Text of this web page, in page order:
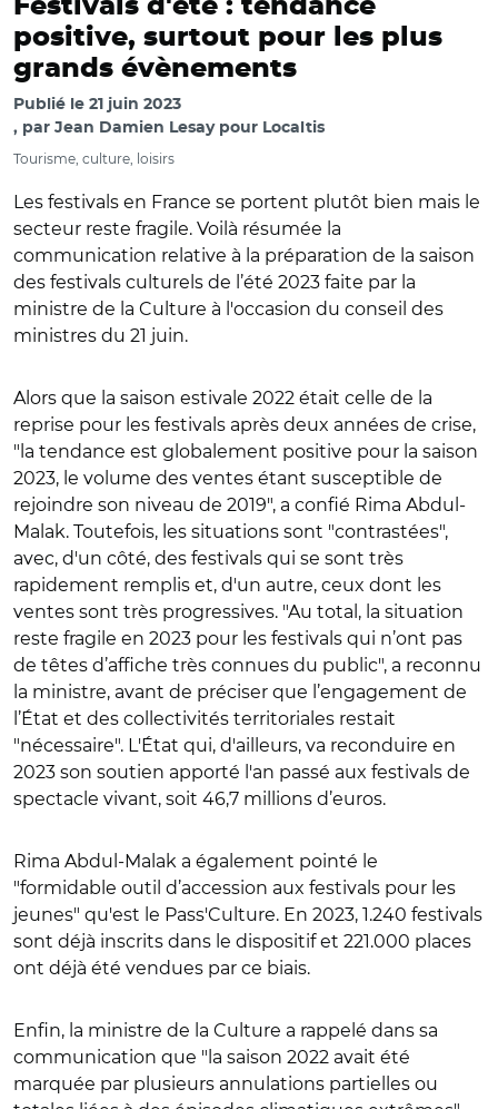
Festivals d'été : tendance
positive, surtout pour les plus
grands évènements
Publié le 21 juin 2023
par Jean Damien Lesay pour Localtis
Tourisme, culture, loisirs
Les festivals en France se portent plutôt bien mais le
secteur reste fragile. Voilà résumée la
communication relative à la préparation de la saison
des festivals culturels de l’été 2023 faite par la
ministre de la Culture à l'occasion du conseil des
ministres du 21 juin.
Alors que la saison estivale 2022 était celle de la
reprise pour les festivals après deux années de crise,
"la tendance est globalement positive pour la saison
2023, le volume des ventes étant susceptible de
rejoindre son niveau de 2019", a confié Rima Abdul-
Malak. Toutefois, les situations sont "contrastées",
avec, d'un côté, des festivals qui se sont très
rapidement remplis et, d'un autre, ceux dont les
ventes sont très progressives. "Au total, la situation
reste fragile en 2023 pour les festivals qui n’ont pas
de têtes d’affiche très connues du public", a reconnu
la ministre, avant de préciser que l’engagement de
l’État et des collectivités territoriales restait
"nécessaire". L'État qui, d'ailleurs, va reconduire en
2023 son soutien apporté l'an passé aux festivals de
spectacle vivant, soit 46,7 millions d’euros.
Rima Abdul-Malak a également pointé le
"formidable outil d’accession aux festivals pour les
jeunes" qu'est le Pass'Culture. En 2023, 1.240 festivals
sont déjà inscrits dans le dispositif et 221.000 places
ont déjà été vendues par ce biais.
Enfin, la ministre de la Culture a rappelé dans sa
communication que "la saison 2022 avait été
marquée par plusieurs annulations partielles ou